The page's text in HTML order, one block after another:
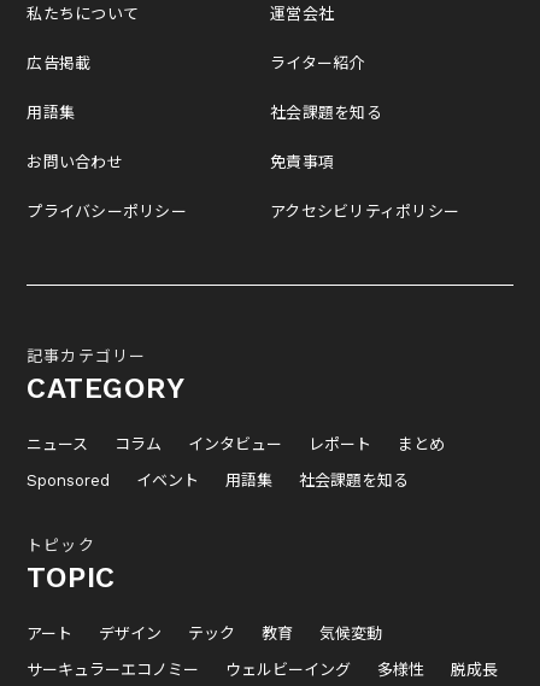
私たちについて
広告掲載
用語集
お問い合わせ
プライバシーポリシー
運営会社
ライター紹介
社会課題を知る
免責事項
アクセシビリティポリシー
記事カテゴリー
CATEGORY
ニュース コラム インタビュー レポート
まとめ
Sponsored
イベント 用語集 社会課題を知る
トピック
TOPIC
アート デザイン テック 教育
気候変動
サーキュラーエコノミー
ウェルビーイング 多様性 脱成長